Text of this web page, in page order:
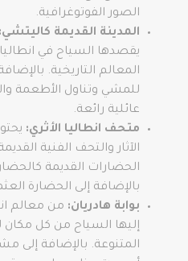
الصور الفوتوغرافية.
المدينة القديمة كاليتشي:
يقصدها السياح في
المعالم التاريخية.
للمشي وتناول الأطعمة
عائلية رائعة.
متحف انطاليا الأثري:
الآثار والتحف الفنية
الحضارات القديمة
بالإضافة إلى الحضارة
بوابة هادريان: من معالم
إليها السياح من كل مكان
المتنوعة. بالإضافة إلى